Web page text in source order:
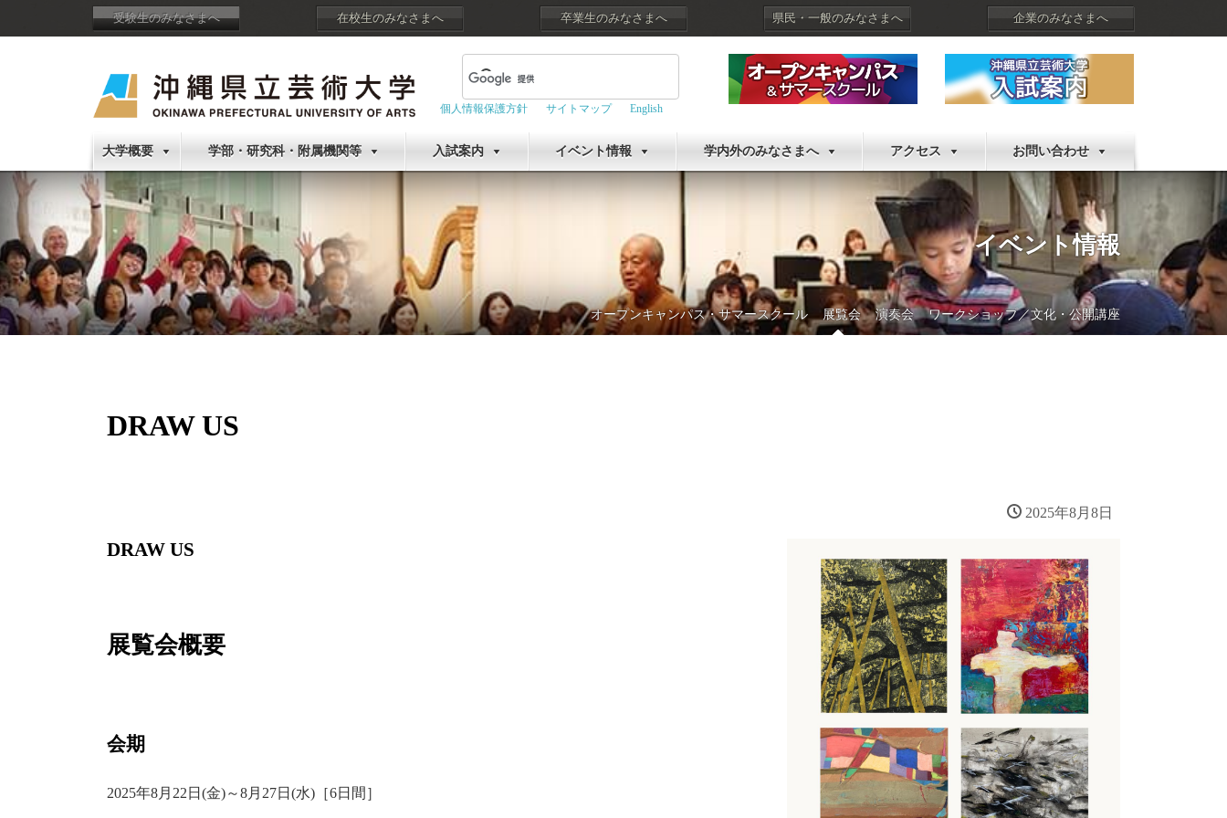
受験生のみなさまへ 在校生のみなさまへ 卒業生のみなさまへ 県民・一般のみなさまへ 企業のみなさまへ
個人情報保護方針 サイトマップ English
大学概要 学部・研究科・附属機関等 入試案内 イベント情報 学内外のみなさまへ アクセス お問い合わせ
イベント情報
オープンキャンパス・サマースクール 展覧会 演奏会 ワークショップ／文化・公開講座
DRAW US
2025年8月8日
DRAW US
展覧会概要
会期
2025年8月22日(金)～8月27日(水)［6日間］